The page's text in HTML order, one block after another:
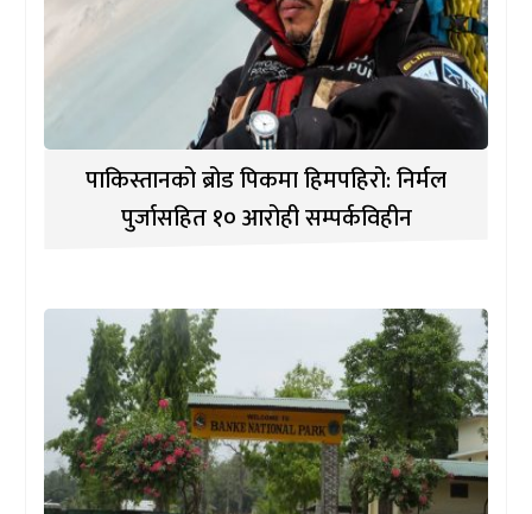
पाकिस्तानको ब्रोड पिकमा हिमपहिरो: निर्मल
पुर्जासहित १० आरोही सम्पर्कविहीन